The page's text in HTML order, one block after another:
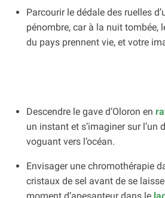
Parcourir le dédale des ruelles
pénombre, car à la nuit tombée,
du pays prennent vie, et votre
Descendre le gave d’Oloron en
un instant et s’imaginer sur l’un
voguant vers l’océan.
Envisager une chromothérapie
cristaux de sel avant de se